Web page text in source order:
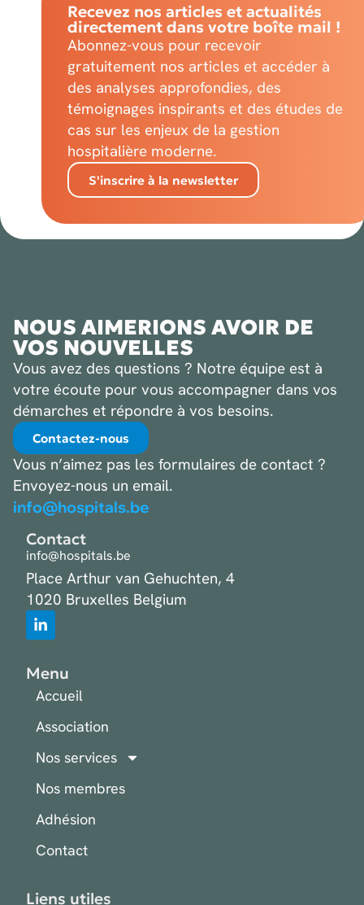
Recevez nos articles et actualités
directement dans votre boîte mail !
Abonnez-vous pour recevoir
gratuitement nos articles et accéder à
des analyses approfondies, des
témoignages inspirants et des études de
cas sur les enjeux de la gestion
hospitalière moderne.
S'inscrire à la newsletter
NOUS AIMERIONS AVOIR DE
VOS NOUVELLES
Vous avez des questions ? Notre équipe est à
votre écoute pour vous accompagner dans vos
démarches et répondre à vos besoins.
Contactez-nous
Vous n’aimez pas les formulaires de contact ?
Envoyez-nous un email.
info@hospitals.be
Contact
info@hospitals.be
Place Arthur van Gehuchten, 4
1020 Bruxelles Belgium
Menu
Accueil
Association
Nos services
Nos membres
Adhésion
Contact
Liens utiles